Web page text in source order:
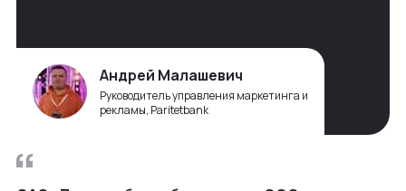
Андрей Малашевич
Руководитель управления маркетинга и
рекламы, Paritetbank